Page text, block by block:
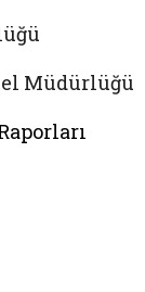
Müdürlüğü